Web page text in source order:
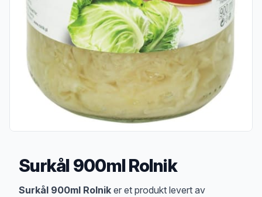
Surkål 900ml Rolnik
Produktbeskrivelse
Surkål 900ml Rolnik er et produkt levert av